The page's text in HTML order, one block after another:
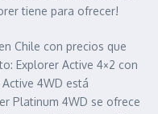
tiene para ofrecer!
Chile con precios que
Explorer Active 4×2 con
4WD está
Platinum 4WD se ofrece